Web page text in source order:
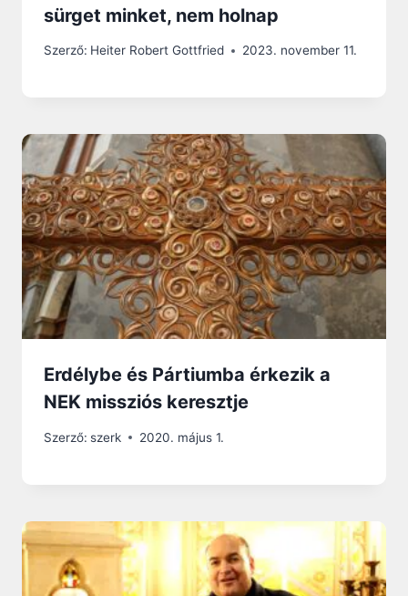
sürget minket, nem holnap
Szerző: Heiter Robert Gottfried 2023. november 11.
Erdélybe és Pártiumba érkezik a
NEK missziós keresztje
Szerző: szerk 2020. május 1.